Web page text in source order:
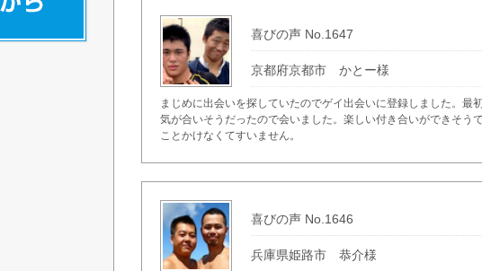
喜びの声 No.1647
京都府京都市 かとー様
まじめに出会いを探していたのでゲイ出会いに登録しました。最
気が合いそうだったので会いました。楽しい付き合いができそう
ことかけなくてすいません。
喜びの声 No.1646
兵庫県姫路市 恭介様